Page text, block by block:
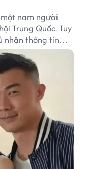
nam người
Trung Quốc. Tuy
nhận thông tin